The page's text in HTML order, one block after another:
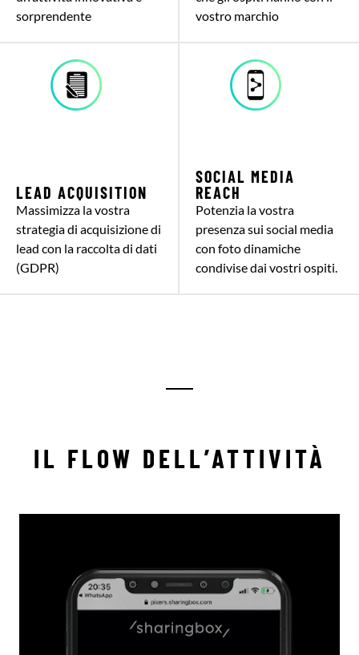
sorprendente
vostro marchio
LEAD ACQUISITION
Massimizza la vostra
strategia di acquisizione di
lead con la raccolta di dati
(GDPR)
SOCIAL MEDIA
REACH
Potenzia la vostra
presenza sui social media
con foto dinamiche
condivise dai vostri ospiti.
IL FLOW DELL’ATTIVITÀ